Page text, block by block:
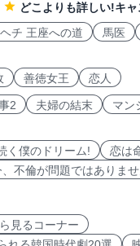
どこよりも詳しい!キ
ヘチ 王座への道 馬医
善徳女王 恋人
2 夫婦の結末
マン
く僕のドリーム!
恋は
、不倫が問題ではありま
見るコーナー